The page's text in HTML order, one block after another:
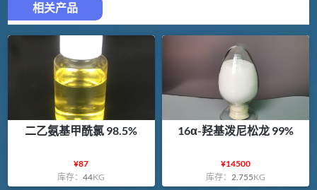
相关产品
二乙氨基甲酰氯 98.5%
¥87
库存：44KG
16α-羟基泼尼松龙 99%
¥14500
库存：2.755KG